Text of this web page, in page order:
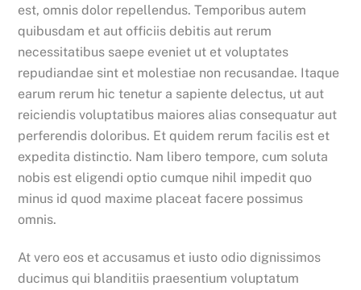
est, omnis dolor repellendus. Temporibus autem
quibusdam et aut officiis debitis aut rerum
necessitatibus saepe eveniet ut et voluptates
repudiandae sint et molestiae non recusandae. Itaque
earum rerum hic tenetur a sapiente delectus, ut aut
reiciendis voluptatibus maiores alias consequatur aut
perferendis doloribus. Et quidem rerum facilis est et
expedita distinctio. Nam libero tempore, cum soluta
nobis est eligendi optio cumque nihil impedit quo
minus id quod maxime placeat facere possimus
omnis.
At vero eos et accusamus et iusto odio dignissimos
ducimus qui blanditiis praesentium voluptatum